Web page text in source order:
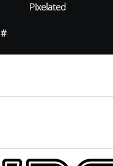
Pixelated
#